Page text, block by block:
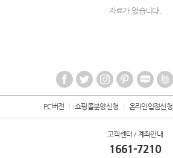
자료가 없습니다.
PC버전 쇼핑몰분양신청 온라인입점신청
고객센터 / 계좌안내
1661-7210